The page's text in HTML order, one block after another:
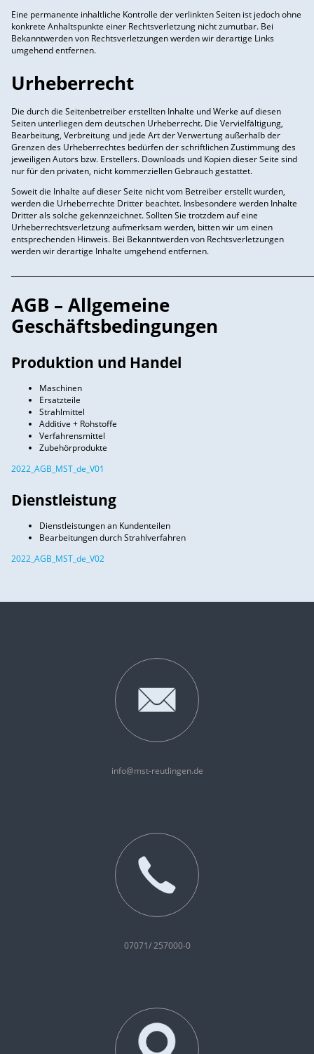
Eine permanente inhaltliche Kontrolle der verlinkten Seiten ist jedoch ohne
konkrete Anhaltspunkte einer Rechtsverletzung nicht zumutbar. Bei
Bekanntwerden von Rechtsverletzungen werden wir derartige Links
umgehend entfernen.
Urheberrecht
Die durch die Seitenbetreiber erstellten Inhalte und Werke auf diesen
Seiten unterliegen dem deutschen Urheberrecht. Die Vervielfältigung,
Bearbeitung, Verbreitung und jede Art der Verwertung außerhalb der
Grenzen des Urheberrechtes bedürfen der schriftlichen Zustimmung des
jeweiligen Autors bzw. Erstellers. Downloads und Kopien dieser Seite sind
nur für den privaten, nicht kommerziellen Gebrauch gestattet.
Soweit die Inhalte auf dieser Seite nicht vom Betreiber erstellt wurden,
werden die Urheberrechte Dritter beachtet. Insbesondere werden Inhalte
Dritter als solche gekennzeichnet. Sollten Sie trotzdem auf eine
Urheberrechtsverletzung aufmerksam werden, bitten wir um einen
entsprechenden Hinweis. Bei Bekanntwerden von Rechtsverletzungen
werden wir derartige Inhalte umgehend entfernen.
AGB – Allgemeine
Geschäftsbedingungen
Produktion und Handel
Maschinen
Ersatzteile
Strahlmittel
Additive + Rohstoffe
Verfahrensmittel
Zubehörprodukte
2022_AGB_MST_de_V01
Dienstleistung
Dienstleistungen an Kundenteilen
Bearbeitungen durch Strahlverfahren
2022_AGB_MST_de_V02
info@mst-reutlingen.de
07071/ 257000-0